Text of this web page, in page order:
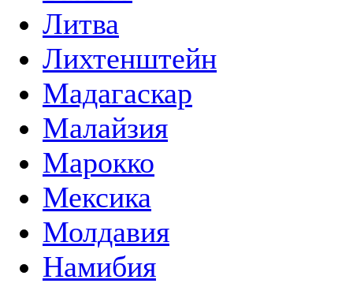
Литва
Лихтенштейн
Мадагаскар
Малайзия
Марокко
Мексика
Молдавия
Намибия